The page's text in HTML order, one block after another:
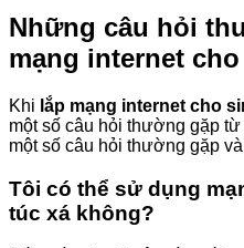
Những câu hỏi
mạng internet
Khi lắp mạng internet cho
một số câu hỏi thường gặp
một số câu hỏi thường gặp
Tôi có thể sử dụng
túc xá không?